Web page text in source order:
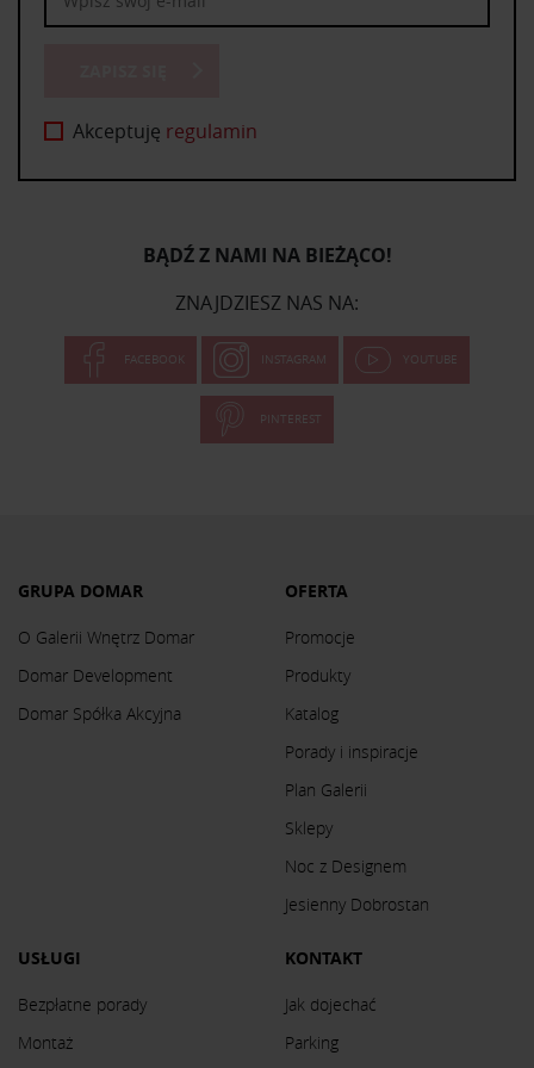
Akceptuję regulamin
BĄDŹ Z NAMI NA BIEŻĄCO!
ZNAJDZIESZ NAS NA:
FACEBOOK INSTAGRAM YOUTUBE
PINTEREST
GRUPA DOMAR
O Galerii Wnętrz Domar
Domar Development
Domar Spółka Akcyjna
OFERTA
Promocje
Produkty
Katalog
Porady i inspiracje
Plan Galerii
Sklepy
Noc z Designem
Jesienny Dobrostan
USŁUGI
Bezpłatne porady
Montaż
KONTAKT
Jak dojechać
Parking